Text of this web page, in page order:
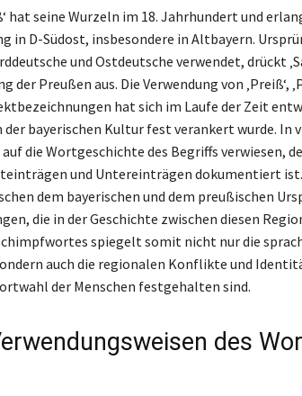
hat seine Wurzeln im 18. Jahrhundert und
in D-Südost, insbesondere in Altbayern.
und Ostdeutsche verwendet, drückt
der Preußen aus. Die Verwendung von ‚Preiß‘,
hat sich im Laufe der Zeit
der bayerischen Kultur fest verankert wurde. In
die Wortgeschichte des Begriffs verwiesen,
und Untereinträgen dokumentiert
dem bayerischen und dem preußischen
die in der Geschichte zwischen diesen
spiegelt somit nicht nur die
auch die regionalen Konflikte und
der Menschen festgehalten sind.
des